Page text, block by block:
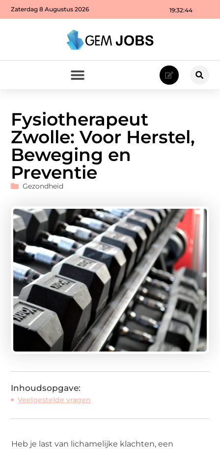
19:32:46
Zaterdag 8 Augustus 2026
Fysiotherapeut
Zwolle: Voor Herstel,
Beweging en
Preventie
Gezondheid
Inhoudsopgave:
Veelgestelde vragen
Heb je last van lichamelijke klachten, een